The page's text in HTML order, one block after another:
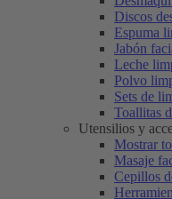
Discos
Espuma
Jabón
Leche
Polvo
Sets de
Toallitas
Utensilios y
Mostrar
Masaje
Cepillos